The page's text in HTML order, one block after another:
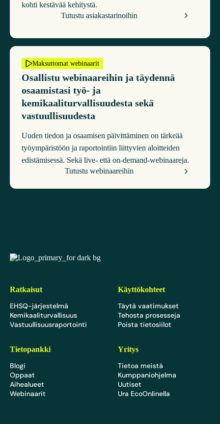
kohti kestävää kehitystä.
Tutustu asiakastarinoihin
Maksuttomat webinaarit
Osallistu webinaareihin ja täydennä
osaamistasi työ- ja
kemikaaliturvallisuudesta sekä
vastuullisuudesta
Uuden tiedon ja osaamisen päivittäminen on tärkeää
työympäristöön ja raportointiin liittyvien aloitteiden
edistämisessä. Sekä live- että on-demand-webinaareja.
Tutustu webinaareihin
EcoOnline
Ratkaisut
EHSQ-järjestelmä
Kemikaaliturvallisuus
Vastuullisuusraportointi
Käyttökohteet
Täytä vaatimukset
Tehosta prosesseja
Poista tietosiilot
Tietopankki
Blogi
Oppaat
Aihealueet
Webinaarit
Yritys
Tietoa meistä
Kumppaniohjelma
Uutiset
Ura EcoOnlinella